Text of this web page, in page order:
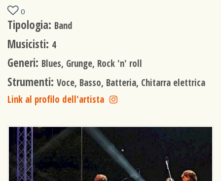
0
Tipologia: Band
Musicisti: 4
Generi: Blues, Grunge, Rock 'n' roll
Strumenti: Voce, Basso, Batteria, Chitarra elettrica
Link al profilo dell'artista